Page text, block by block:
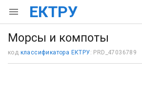
ЕКТРУ
Морсы и компоты
код классификатора ЕКТРУ: PRD_47036789